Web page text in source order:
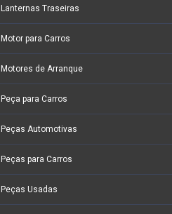
Lanternas Traseiras
Motor para Carros
Motores de Arranque
Peça para Carros
Peças Automotivas
Peças para Carros
Peças Usadas